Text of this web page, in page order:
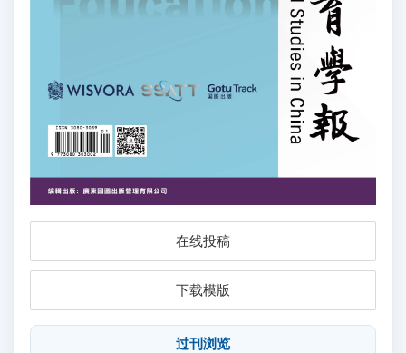
在线投稿
下载模版
过刊浏览